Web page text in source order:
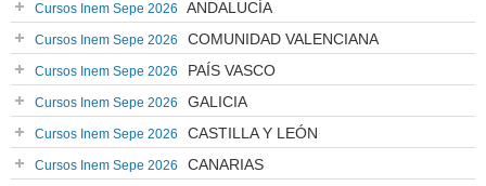
Cursos Inem Sepe 2026 ANDALUCÍA
Cursos Inem Sepe 2026 COMUNIDAD VALENCIANA
Cursos Inem Sepe 2026 PAÍS VASCO
Cursos Inem Sepe 2026 GALICIA
Cursos Inem Sepe 2026 CASTILLA Y LEÓN
Cursos Inem Sepe 2026 CANARIAS